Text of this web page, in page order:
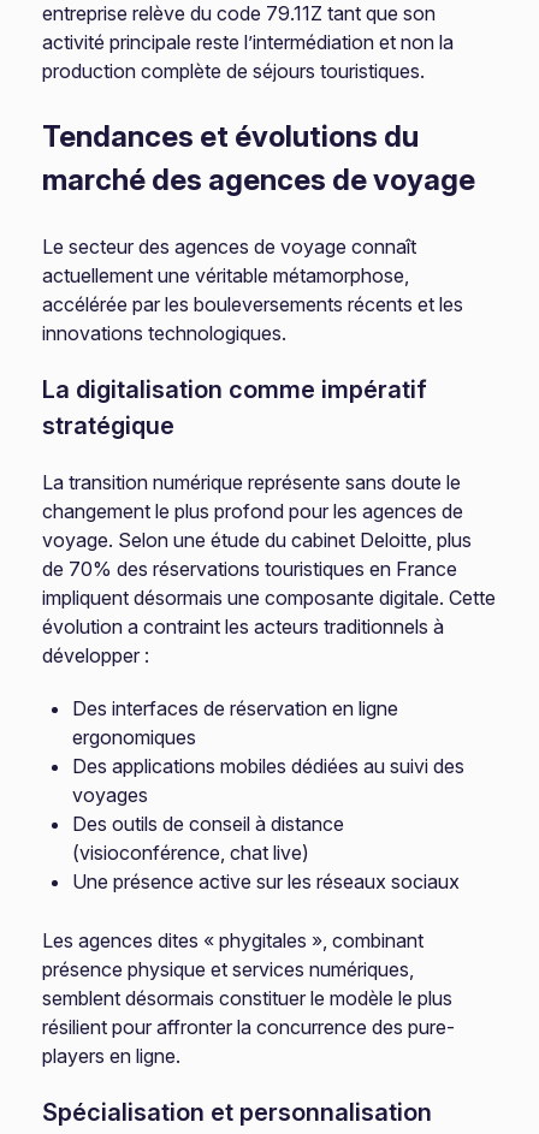
entreprise relève du code 79.11Z tant que son
activité principale reste l’intermédiation et non la
production complète de séjours touristiques.
Tendances et évolutions du
marché des agences de voyage
Le secteur des agences de voyage connaît
actuellement une véritable métamorphose,
accélérée par les bouleversements récents et les
innovations technologiques.
La digitalisation comme impératif
stratégique
La transition numérique représente sans doute le
changement le plus profond pour les agences de
voyage. Selon une étude du cabinet Deloitte, plus
de 70% des réservations touristiques en France
impliquent désormais une composante digitale. Cette
évolution a contraint les acteurs traditionnels à
développer :
Des interfaces de réservation en ligne
ergonomiques
Des applications mobiles dédiées au suivi des
voyages
Des outils de conseil à distance
(visioconférence, chat live)
Une présence active sur les réseaux sociaux
Les agences dites « phygitales », combinant
présence physique et services numériques,
semblent désormais constituer le modèle le plus
résilient pour affronter la concurrence des pure-
players en ligne.
Spécialisation et personnalisation